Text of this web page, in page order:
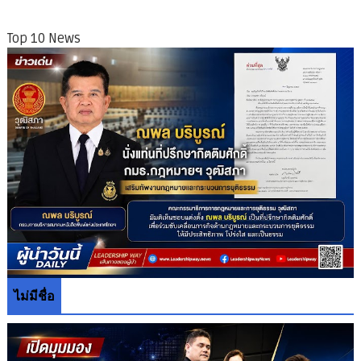
Top 10 News
ไม่มีชื่อ